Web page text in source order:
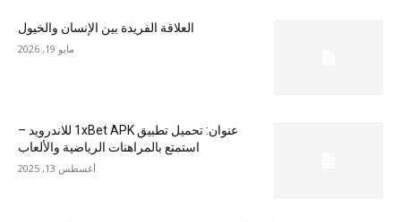
العلاقة الفريدة بين الإنسان والخيول
مايو 19, 2026
عنوان: تحميل تطبيق 1xBet APK للاندرويد –
استمتع بالمراهنات الرياضية والألعاب
أغسطس 13, 2025